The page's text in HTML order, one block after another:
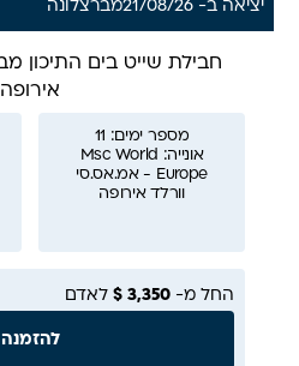
יציאה ב- 21/08/26 מברצלונה
אירופה
מספר ימים: 11
אונייה: Msc World
Europe - אמ.אס.סי
וורלד אירופה
החל מ- לאדם
להזמנה